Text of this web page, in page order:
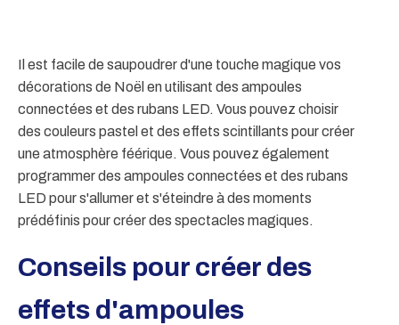
Il est facile de saupoudrer d'une touche magique vos
décorations de Noël en utilisant des ampoules
connectées et des rubans LED. Vous pouvez choisir
des couleurs pastel et des effets scintillants pour créer
une atmosphère féérique. Vous pouvez également
programmer des ampoules connectées et des rubans
LED pour s'allumer et s'éteindre à des moments
prédéfinis pour créer des spectacles magiques.
Conseils pour créer des
effets d'ampoules